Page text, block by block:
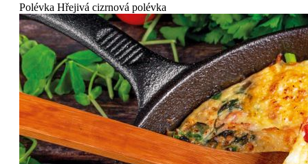
Polévka Hřejivá cizrnová polévka